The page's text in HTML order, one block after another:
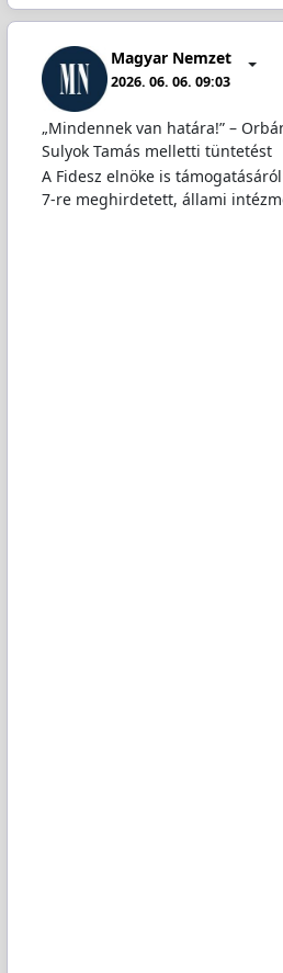
Magyar Nemzet
2026. 06. 06. 09:03
„Mindennek van határa!” –
Sulyok Tamás melletti tüntetést
A Fidesz elnöke is
7-re meghirdetett, állami